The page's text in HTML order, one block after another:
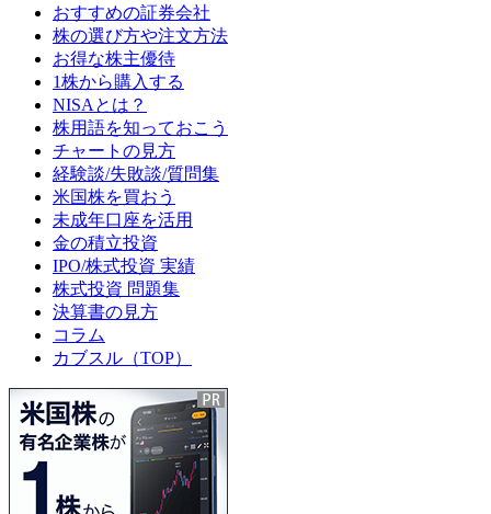
おすすめの証券会社
株の選び方や注文方法
お得な株主優待
1株から購入する
NISAとは？
株用語を知っておこう
チャートの見方
経験談/失敗談/質問集
米国株を買おう
未成年口座を活用
金の積立投資
IPO/株式投資 実績
株式投資 問題集
決算書の見方
コラム
カブスル（TOP）